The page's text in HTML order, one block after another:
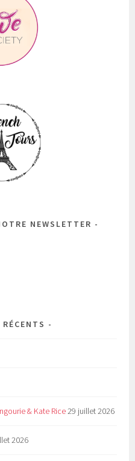
NEWSLETTER
& Kate Rice29 juillet 2026
2026